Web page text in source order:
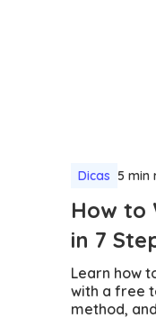
Dicas 5 min
How to
in 7
Learn how
with a free
method,